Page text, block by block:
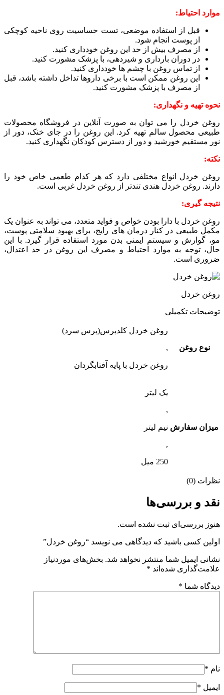
موارد احتیاط:
قبل از استفاده موضعی، تست حساسیت روی ناحیه کوچکی
از پوست انجام شود.
از مصرف بیش از حد این روغن خودداری کنید.
در دوران بارداری و شیردهی، با پزشک مشورت کنید.
از تماس روغن با چشم ها خودداری کنید.
این روغن ممکن است با برخی داروها تداخل داشته باشد، قبل
از مصرف با پزشک مشورت کنید.
نحوه تهیه و نگهداری:
روغن خردل را می توان به صورت آنلاین در فروشگاه محصولات
طبیعی محصول سالم تهیه کرد. این روغن را در جای خنک، دور از
نور مستقیم خورشید و دور از دسترس کودکان نگهداری کنید.
نکته:
روغن خردل انواع مختلفی دارد که هر کدام طعمی خاص خود را
دارند. روغن خردل هندی تندتر از روغن خردل غربی است.
نتیجه گیری:
روغن خردل با دارا بودن خواص و فواید متعدد، می تواند به عنوان یک
مکمل طبیعی در کنار درمان های رایج، برای بهبود سلامتی پوست،
مو، گوارش و سیستم ایمنی بدن مورد استفاده قرار گیرد. با این
حال، توجه به موارد احتیاط و مصرف این روغن در حد اعتدال،
ضروری است.
روغن خردل
توضیحات تکمیلی
نوع روغن
روغن خردل کلدپرس(پرس سرد)
,
روغن خردل با پایه آفتابگردان
میزان سفارش
یک لیتر
,
نیم لیتر
,
250 میل
نظرات (0)
نقد و بررسی‌ها
هنوز بررسی‌ای ثبت نشده است.
اولین کسی باشید که دیدگاهی می نویسد “روغن خردل”
نشانی ایمیل شما منتشر نخواهد شد. بخش‌های موردنیاز
علامت‌گذاری شده‌اند *
دیدگاه شما *
نام *
ایمیل *